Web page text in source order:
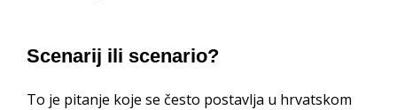
Scenarij ili scenario?
To je pitanje koje se često postavlja u hrvatskom